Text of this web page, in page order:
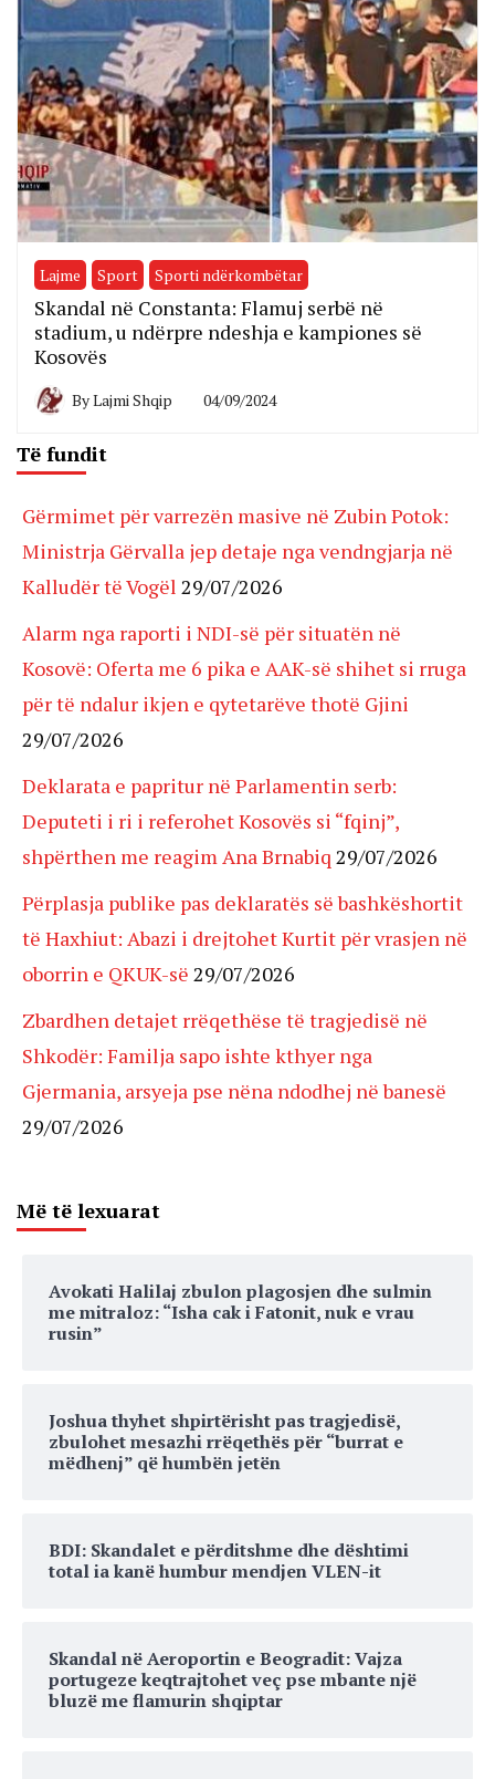
Lajme Sport Sporti ndërkombëtar
Skandal në Constanta: Flamuj serbë në
stadium, u ndërpre ndeshja e kampiones së
Kosovës
ByLajmi Shqip 04/09/2024
Të fundit
Gërmimet për varrezën masive në Zubin Potok:
Ministrja Gërvalla jep detaje nga vendngjarja në
Kalludër të Vogël 29/07/2026
Alarm nga raporti i NDI-së për situatën në
Kosovë: Oferta me 6 pika e AAK-së shihet si rruga
për të ndalur ikjen e qytetarëve thotë Gjini
29/07/2026
Deklarata e papritur në Parlamentin serb:
Deputeti i ri i referohet Kosovës si “fqinj”,
shpërthen me reagim Ana Brnabiq 29/07/2026
Përplasja publike pas deklaratës së bashkëshortit
të Haxhiut: Abazi i drejtohet Kurtit për vrasjen në
oborrin e QKUK-së 29/07/2026
Zbardhen detajet rrëqethëse të tragjedisë në
Shkodër: Familja sapo ishte kthyer nga
Gjermania, arsyeja pse nëna ndodhej në banesë
29/07/2026
Më të lexuarat
Avokati Halilaj zbulon plagosjen dhe sulmin
me mitraloz: “Isha cak i Fatonit, nuk e vrau
rusin”
Joshua thyhet shpirtërisht pas tragjedisë,
zbulohet mesazhi rrëqethës për “burrat e
mëdhenj” që humbën jetën
BDI: Skandalet e përditshme dhe dështimi
total ia kanë humbur mendjen VLEN-it
Skandal në Aeroportin e Beogradit: Vajza
portugeze keqtrajtohet veç pse mbante një
bluzë me flamurin shqiptar